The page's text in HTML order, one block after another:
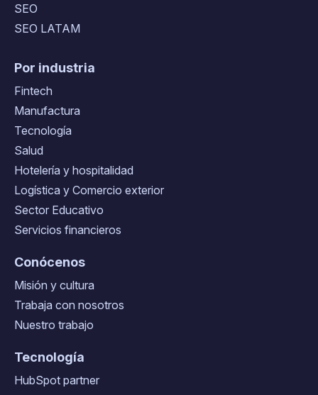
SEO
SEO LATAM
Por industria
Fintech
Manufactura
Tecnología
Salud
Hotelería y hospitalidad
Logística y Comercio exterior
Sector Educativo
Servicios financieros
Conócenos
Misión y cultura
Trabaja con nosotros
Nuestro trabajo
Tecnología
HubSpot partner